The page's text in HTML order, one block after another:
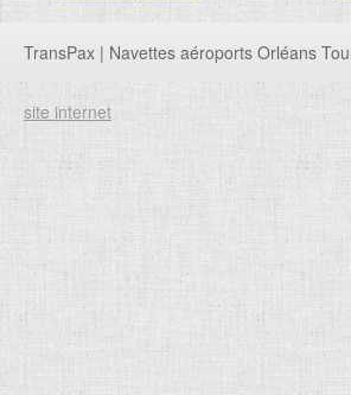
TransPax | Navettes aéroports Orléans
site internet